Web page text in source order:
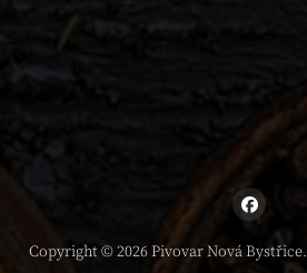
Copyright © 2026 Pivovar Nová